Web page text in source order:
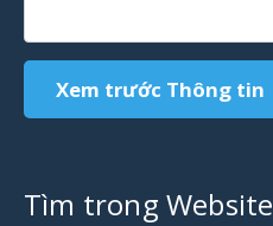
Tìm trong Website